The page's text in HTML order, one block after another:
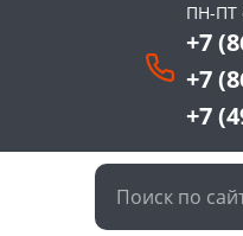
ПН-ПТ
+7
+7
+7